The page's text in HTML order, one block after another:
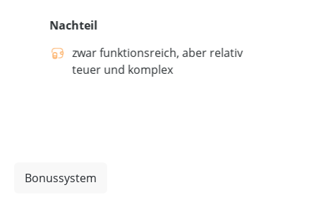
Nachteil
zwar funktionsreich, aber relativ
teuer und komplex
Bonussystem